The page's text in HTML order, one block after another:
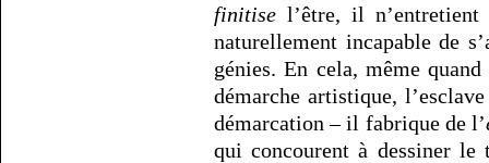
finitise l’être, il
naturellement incapable de
génies. En cela, même
démarche artistique,
démarcation – il fabrique de l’
qui concourent à dessiner le